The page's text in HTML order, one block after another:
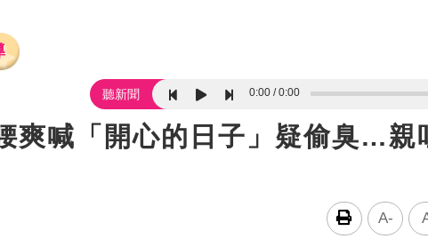
聽新聞 0:00 0:00
爽喊「開心的日子」疑偷臭…親
A-